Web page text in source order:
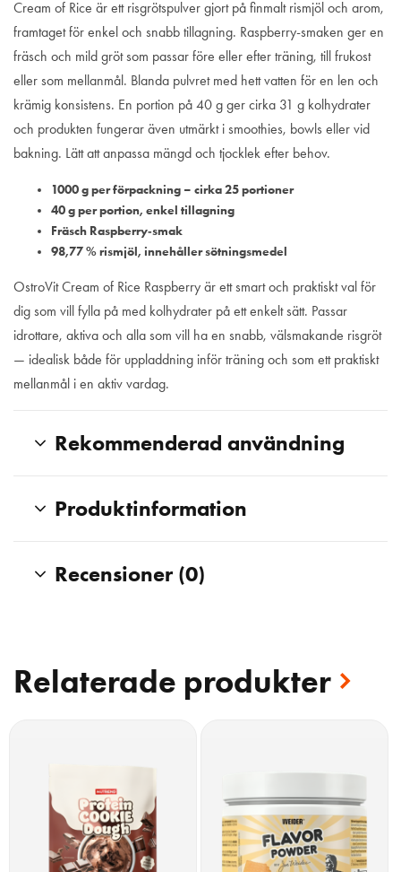
Cream of Rice är ett risgrötspulver gjort på finmalt rismjöl och arom,
framtaget för enkel och snabb tillagning. Raspberry-smaken ger en
fräsch och mild gröt som passar före eller efter träning, till frukost
eller som mellanmål. Blanda pulvret med hett vatten för en len och
krämig konsistens. En portion på 40 g ger cirka 31 g kolhydrater
och produkten fungerar även utmärkt i smoothies, bowls eller vid
bakning. Lätt att anpassa mängd och tjocklek efter behov.
1000 g per förpackning – cirka 25 portioner
40 g per portion, enkel tillagning
Fräsch Raspberry‑smak
98,77 % rismjöl, innehåller sötningsmedel
OstroVit Cream of Rice Raspberry är ett smart och praktiskt val för
dig som vill fylla på med kolhydrater på ett enkelt sätt. Passar
idrottare, aktiva och alla som vill ha en snabb, välsmakande risgröt
— idealisk både för uppladdning inför träning och som ett praktiskt
mellanmål i en aktiv vardag.
Rekommenderad användning
Produktinformation
Recensioner (0)
Relaterade produkter